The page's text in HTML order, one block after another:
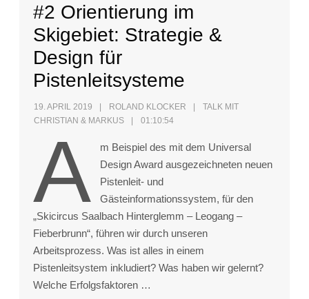
#2 Orientierung im
Skigebiet: Strategie &
Design für
Pistenleitsysteme
19. APRIL 2019 ROLAND KLOCKER
TALK MIT
CHRISTIAN & MARKUS
01:10:54
A
m Beispiel des mit dem Universal
Design Award ausgezeichneten neuen
Pistenleit- und
Gästeinformationssystem, für den
„Skicircus Saalbach Hinterglemm – Leogang –
Fieberbrunn“, führen wir durch unseren
Arbeitsprozess. Was ist alles in einem
Pistenleitsystem inkludiert? Was haben wir gelernt?
Welche Erfolgsfaktoren …